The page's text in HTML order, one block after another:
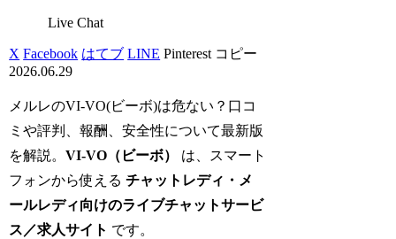
Live Chat
X Facebook はてブ LINE Pinterest コピー
2026.06.29
メルレのVI-VO(ビーボ)は危ない？口コ
ミや評判、報酬、安全性について最新版
を解説。VI-VO（ビーボ）
は、スマート
フォンから使えるチャットレディ・メ
ールレディ向けのライブチャットサービ
ス／求人サイト です。